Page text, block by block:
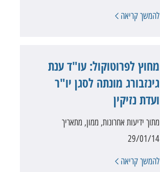
להמשך קריאה
מחוץ לפרוטוקול: עו"ד ענת
גינזבורג מונתה לסגן יו"ר
ועדת נזיקין
מתוך ידיעות אחרונות, ממון, מתאריך
29/01/14
להמשך קריאה